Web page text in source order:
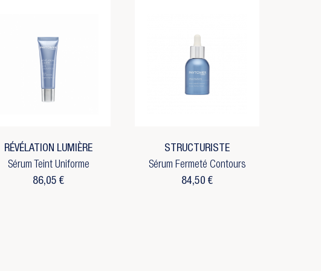
RÉVÉLATION LUMIÈRE
Sérum Teint Uniforme
86,05 €
STRUCTURISTE
Sérum Fermeté Contours
84,50 €